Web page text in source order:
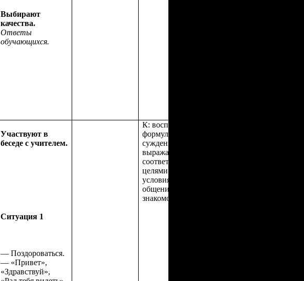
Выбирают
качества.
Ответы
обучающихся.
Участвуют в
беседе с учителем.
Ситуация 1
— Поздороваться.
— «Привет»,
«Здравствуй»,
К: воспринимать и
формулировать
суждения,
выражать эмоции в
соответствии с
целями и
условиями
общения в
знакомой среде;